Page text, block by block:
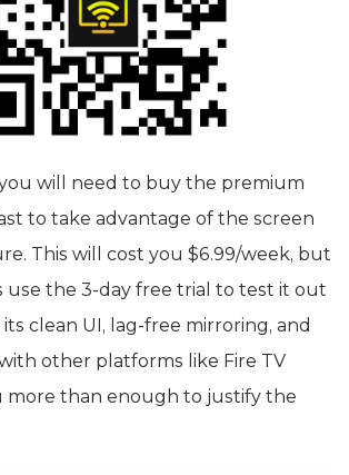
will need to buy the premium
to take advantage of the screen
This will cost you $6.99/week, but
use the 3-day free trial to test it out
clean UI, lag-free mirroring, and
other platforms like Fire TV
more than enough to justify the